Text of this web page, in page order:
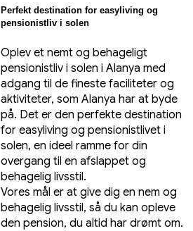
Perfekt destination for easyliving og
pensionistliv i solen
Oplev et nemt og behageligt
pensionistliv i solen i Alanya med
adgang til de fineste faciliteter og
aktiviteter, som Alanya har at byde
på. Det er den perfekte destination
for easyliving og pensionistlivet i
solen, en ideel ramme for din
overgang til en afslappet og
behagelig livsstil.
Vores mål er at give dig en nem og
behagelig livsstil, så du kan opleve
den pension, du altid har drømt om.